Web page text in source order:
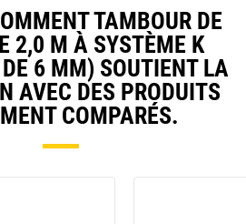
TAMBOUR DE
2,0 M À SYSTÈME K
6 MM) SOUTIENT LA
AVEC DES PRODUITS
COMPARÉS.